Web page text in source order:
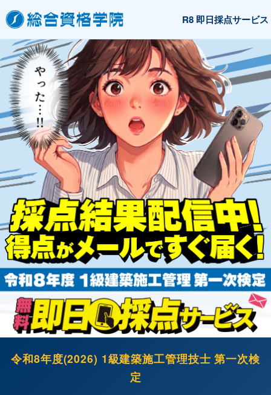
R8 即日採点サービス
令和8年度(2026) 1級建築施工管理技士 第一次検
定